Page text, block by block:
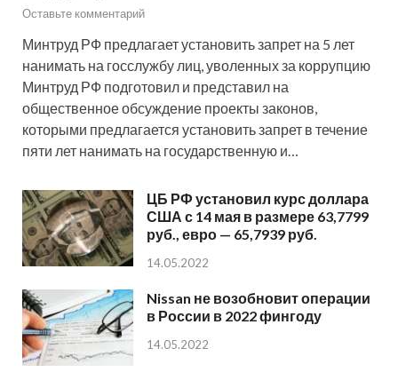
Оставьте комментарий
Минтруд РФ предлагает установить запрет на 5 лет
нанимать на госслужбу лиц, уволенных за коррупцию
Минтруд РФ подготовил и представил на
общественное обсуждение проекты законов,
которыми предлагается установить запрет в течение
пяти лет нанимать на государственную и…
ЦБ РФ установил курс доллара
США с 14 мая в размере 63,7799
руб., евро — 65,7939 руб.
14.05.2022
Nissan не возобновит операции
в России в 2022 фингоду
14.05.2022